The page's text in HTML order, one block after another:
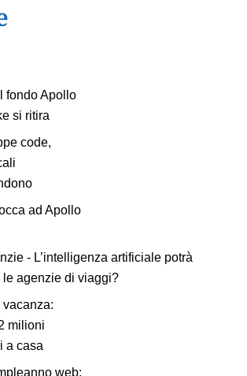
fondo Apollo
si ritira
code,
ad Apollo
- L’intelligenza artificiale potrà
le agenzie di viaggi?
vacanza:
milioni
a casa
web: